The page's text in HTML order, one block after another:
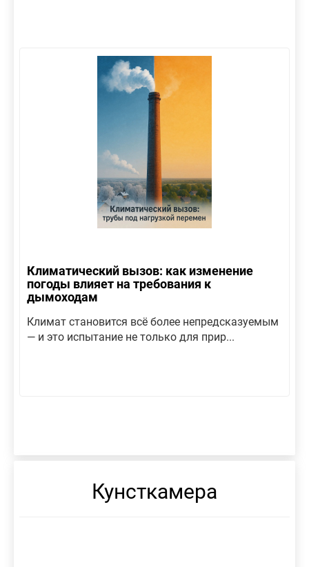
Климатический вызов: как изменение
погоды влияет на требования к
дымоходам
Климат становится всё более непредсказуемым
— и это испытание не только для прир...
Кунсткамера